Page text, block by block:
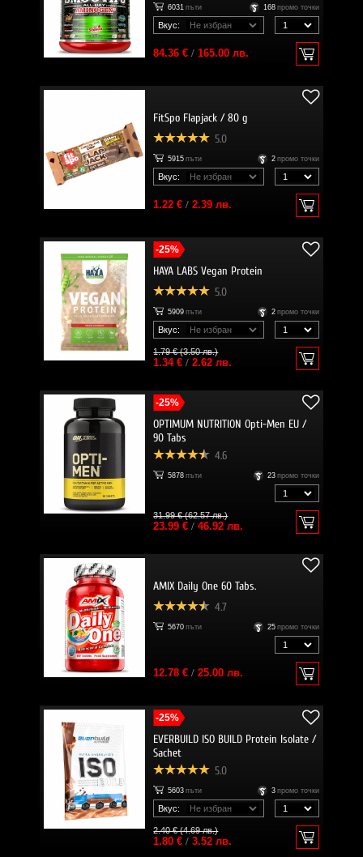
6031 пъти 168 промо точки
Вкус:
84.36 €/ 165.00 лв.
FitSpo Flapjack / 80 g
5.0
5915 пъти 2 промо точки
Вкус:
1.22 €/ 2.39 лв.
-25%
HAYA LABS Vegan Protein
5.0
5909 пъти 2 промо точки
Вкус:
1.79 € (3.50 лв.)
1.34 €/ 2.62 лв.
-25%
OPTIMUM NUTRITION Opti-Men EU /
90 Tabs
4.6
5878 пъти 23 промо точки
31.99 € (62.57 лв.)
23.99 €/ 46.92 лв.
AMIX Daily One 60 Tabs.
4.7
5670 пъти 25 промо точки
12.78 €/ 25.00 лв.
-25%
EVERBUILD ISO BUILD Protein Isolate /
Sachet
5.0
5603 пъти 3 промо точки
Вкус:
2.40 € (4.69 лв.)
1.80 €/ 3.52 лв.